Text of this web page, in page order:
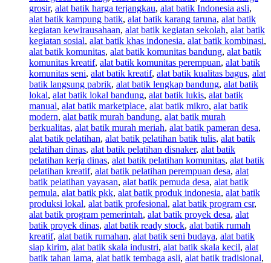
grosir, alat batik harga terjangkau, alat batik Indonesia asli,
alat batik kampung batik, alat batik karang taruna, alat batik
kegiatan kewirausahaan, alat batik kegiatan sekolah, alat batik
kegiatan sosial, alat batik khas indonesia, alat batik kombinasi,
alat batik komunitas, alat batik komunitas bandung, alat batik
komunitas kreatif, alat batik komunitas perempuan, alat batik
komunitas seni, alat batik kreatif, alat batik kualitas bagus, alat
batik langsung pabrik, alat batik lengkap bandung, alat batik
lokal, alat batik lokal bandung, alat batik lukis, alat batik
manual, alat batik marketplace, alat batik mikro, alat batik
modern, alat batik murah bandung, alat batik murah
berkualitas, alat batik murah meriah, alat batik pameran desa,
alat batik pelatihan, alat batik pelatihan batik tulis, alat batik
pelatihan dinas, alat batik pelatihan disnaker, alat batik
pelatihan kerja dinas, alat batik pelatihan komunitas, alat batik
pelatihan kreatif, alat batik pelatihan perempuan desa, alat
batik pelatihan yayasan, alat batik pemuda desa, alat batik
pemula, alat batik pkk, alat batik produk indonesia, alat batik
produksi lokal, alat batik profesional, alat batik program csr,
alat batik program pemerintah, alat batik proyek desa, alat
batik proyek dinas, alat batik ready stock, alat batik rumah
kreatif, alat batik rumahan, alat batik seni budaya, alat batik
siap kirim, alat batik skala industri, alat batik skala kecil, alat
batik tahan lama, alat batik tembaga asli, alat batik tradisional,